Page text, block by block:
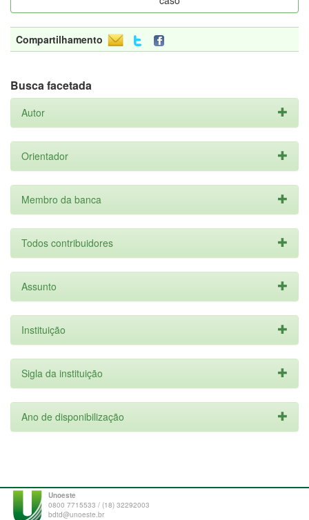
Compartilhamento
Busca facetada
Autor
Orientador
Membro da banca
Todos contribuidores
Assunto
Instituição
Sigla da instituição
Ano de disponibilização
Unoeste
0800 7715533 / (18) 32292003
bdtd@unoeste.br